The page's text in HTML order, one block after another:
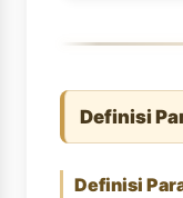
Definisi
Definisi